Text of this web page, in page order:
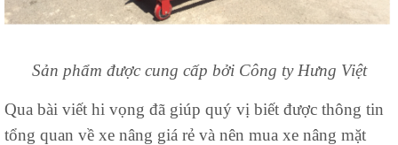
Sản phẩm được cung cấp bởi Công ty Hưng Việt
Qua bài viết hi vọng đã giúp quý vị biết được thông tin
tổng quan về xe nâng giá rẻ và nên mua xe nâng mặt